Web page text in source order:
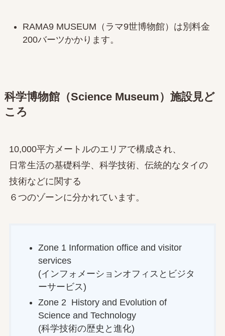
RAMA9 MUSEUM（ラマ9世博物館）は別料金
200バーツかかります。
科学博物館（Science Museum）施設見ど
ころ
10,000平方メートルのエリアで構成され、
日常生活の基礎科学、科学技術、伝統的なタイの
技術などに関する
６つのゾーンに分かれています。
Zone 1 Information office and visitor
services
(インフォメーションオフィスとビジタ
ーサービス)
Zone 2 History and Evolution of
Science and Technology
(科学技術の歴史と進化)